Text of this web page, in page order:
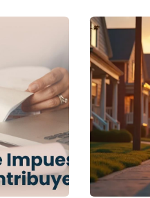
debido a diferencias en la
un expatriado o planeas
a descubrir ahorros
y aprovechar los
y donaciones